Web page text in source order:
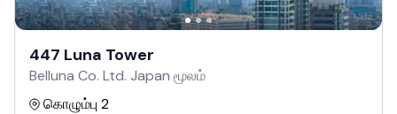
447 Luna Tower
Belluna Co. Ltd. Japan மூலம்
கொழும்பு 2